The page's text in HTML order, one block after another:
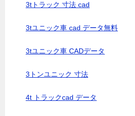
3tトラック 寸法 cad
3tユニック車 cad データ無料
3tユニック車 CADデータ
3トンユニック 寸法
4t トラックcad データ